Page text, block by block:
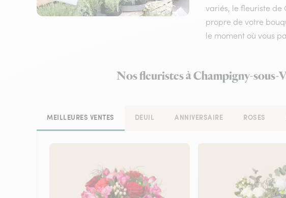
variés, le fleuriste de
propre de votre
le moment où vous
Nos fleuristes à Champigny-
MEILLEURES VENTES DEUIL ANNIVERSAIRE ROSES